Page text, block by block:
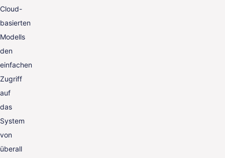
Cloud-
basierten
Modells
den
einfachen
Zugriff
auf
das
System
von
überall